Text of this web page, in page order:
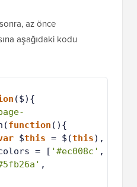
az önce
aşağıdaki kodu
($){
function (){
$this = $(this),
= [ '#ec008c'